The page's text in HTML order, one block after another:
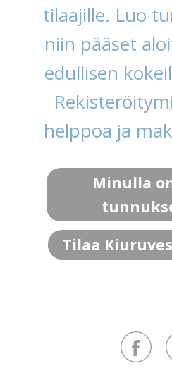
tilaajille. Luo
niin pääset
edullisen
helppoa ja
Minulla
Tilaa